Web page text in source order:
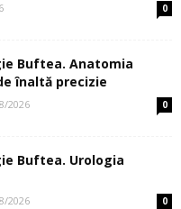
0
Buftea. Anatomia
înaltă precizie
2026 0
Buftea. Urologia
2026 0